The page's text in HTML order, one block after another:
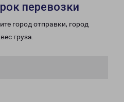
перевозки
город отправки, город
груза.